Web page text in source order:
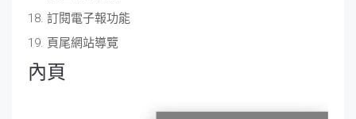
18. 訂閱電子報功能
19. 頁尾網站導覽
內頁